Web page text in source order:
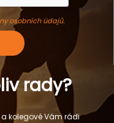
osobních údajů.
rady?
kolegové Vám rádi